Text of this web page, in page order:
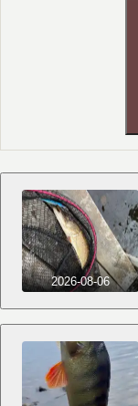
2026-08-06